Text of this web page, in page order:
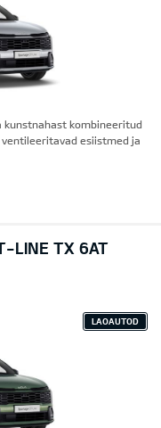
kunstnahast kombineeritud
esiistmed ja
LINE TX 6AT
LAOAUTOD